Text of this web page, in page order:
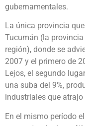
gubernamentales.
La única provincia
Tucumán (la
región), donde se
2007 y el primero de
Lejos, el segundo
una suba del 9%,
industriales que
En el mismo período